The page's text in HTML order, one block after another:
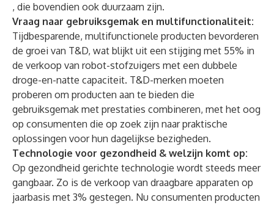
, die bovendien ook duurzaam zijn.
Vraag naar gebruiksgemak en multifunctionaliteit:
Tijdbesparende, multifunctionele producten bevorderen
de groei van T&D, wat blijkt uit een stijging met 55% in
de verkoop van robot-stofzuigers met een dubbele
droge-en-natte capaciteit. T&D-merken moeten
proberen om producten aan te bieden die
gebruiksgemak met prestaties combineren, met het oog
op consumenten die op zoek zijn naar praktische
oplossingen voor hun dagelijkse bezigheden.
Technologie voor gezondheid & welzijn komt op:
Op gezondheid gerichte technologie wordt steeds meer
gangbaar. Zo is de verkoop van draagbare apparaten op
jaarbasis met 3% gestegen. Nu consumenten producten